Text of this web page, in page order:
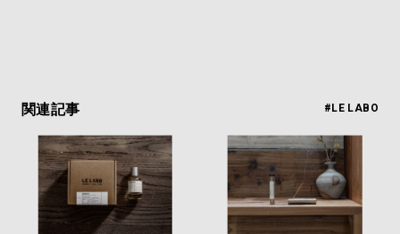
関連記事 #LE LABO